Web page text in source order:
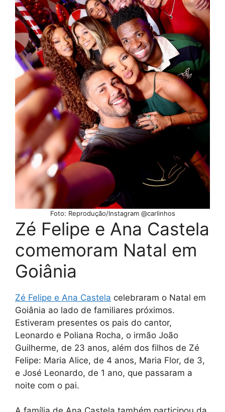
Foto: Reprodução/Instagram @carlinhos
Zé Felipe e Ana Castela
comemoram Natal em
Goiânia
Zé Felipe e Ana Castela celebraram o Natal em
Goiânia ao lado de familiares próximos.
Estiveram presentes os pais do cantor,
Leonardo e Poliana Rocha, o irmão João
Guilherme, de 23 anos, além dos filhos de Zé
Felipe: Maria Alice, de 4 anos, Maria Flor, de 3,
e José Leonardo, de 1 ano, que passaram a
noite com o pai.